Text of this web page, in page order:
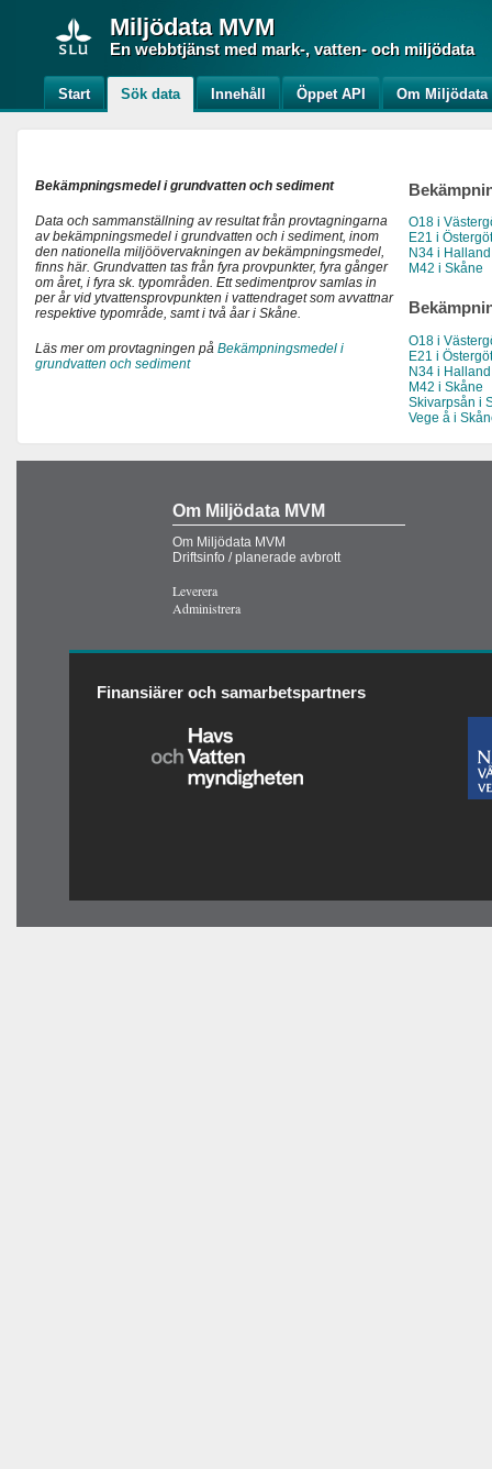
Miljödata MVM
En webbtjänst med mark-, vatten- och miljödata
Start Sök data Innehåll Öppet API Om Miljödata
Bekämpningsmedel i grundvatten och sediment
Data och sammanställning av resultat från provtagningarna
av bekämpningsmedel i grundvatten och i sediment, inom
den nationella miljöövervakningen av bekämpningsmedel,
finns här. Grundvatten tas från fyra provpunkter, fyra gånger
om året, i fyra sk. typområden. Ett sedimentprov samlas in
per år vid ytvattensprovpunkten i vattendraget som avvattnar
respektive typområde, samt i två åar i Skåne.
Läs mer om provtagningen på Bekämpningsmedel i
grundvatten och sediment
O18 i
E21 i
N34 i Halland
M42 i Skåne
O18 i
E21 i
N34 i Halland
M42 i Skåne
Skivarpsån i
Vege å i
Om Miljödata MVM
Om Miljödata MVM
Driftsinfo / planerade avbrott
Leverera
Administrera
Finansiärer och samarbetspartners